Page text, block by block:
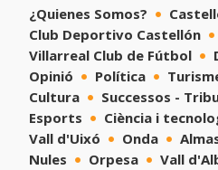
¿Quienes Somos?
Club Deportivo Castellón
Villarreal Club de Fútbol
Opinió
Política
Cultura
Successos -
Esports
Ciència i
Vall d'Uixó
Onda
Nules
Orpesa Vall